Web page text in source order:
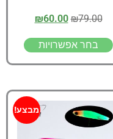
₪79.00
₪60.00
בחר אפשרויות
מבצע!